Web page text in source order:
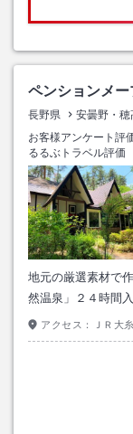
ペンションメ
長野県 安曇野・
お客様アンケート評
るるぶトラベル評価
地元の厳選素材で
然温泉」２４時間
アクセス： ＪＲ大